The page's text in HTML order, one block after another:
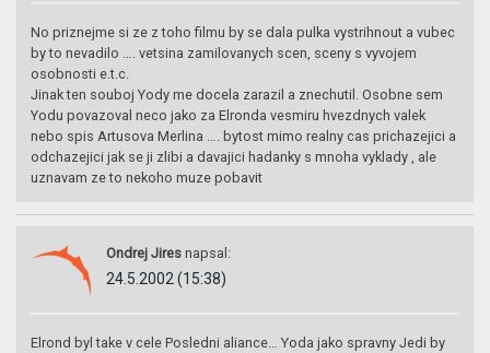
No priznejme si ze z toho filmu by se dala pulka vystrihnout a vubec
by to nevadilo …. vetsina zamilovanych scen, sceny s vyvojem
osobnosti e.t.c.
Jinak ten souboj Yody me docela zarazil a znechutil. Osobne sem
Yodu povazoval neco jako za Elronda vesmiru hvezdnych valek
nebo spis Artusova Merlina …. bytost mimo realny cas prichazejici a
odchazejici jak se ji zlibi a davajici hadanky s mnoha vyklady , ale
uznavam ze to nekoho muze pobavit
Ondrej Jires napsal:
24.5.2002 (15:38)
Elrond byl take v cele Posledni aliance… Yoda jako spravny Jedi by